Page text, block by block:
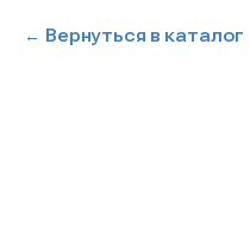
Вернуться в каталог